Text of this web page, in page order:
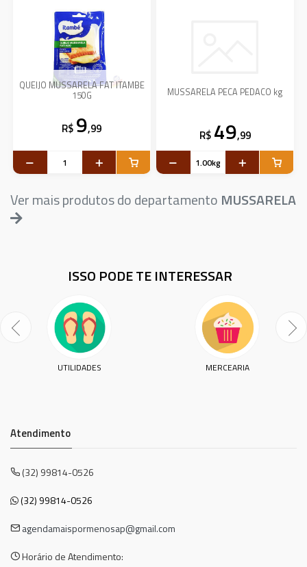
QUEIJO MUSSARELA FAT ITAMBE
150G
R$ 9,99
MUSSARELA PECA PEDACO kg
R$ 49,99
Ver mais produtos do departamento MUSSARELA
ISSO PODE TE INTERESSAR
UTILIDADES MERCEARIA
Atendimento
(32) 99814-0526
(32) 99814-0526
agendamaispormenosap@gmail.com
Horário de Atendimento: